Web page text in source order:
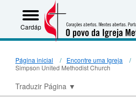
Cardápio
Página inicial
Encontre uma Igreja
Simpson United Methodist Church
Traduzir Página ▼